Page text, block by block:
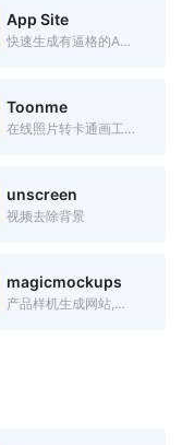
App Site
快速生成有逼格的App官网(Landing Page)
Toonme
在线照片转卡通画工具-Toonme
unscreen
视频去除背景
magicmockups
产品样机生成网站,里面有手机、电脑、平板等产品的样机图,只需要添加图片,就可以将图片嵌入到样机中